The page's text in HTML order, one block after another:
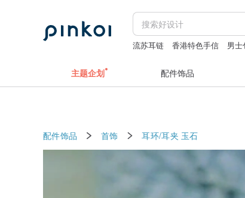
流苏耳链 香港特色手信 男士
主题企划 配件饰品
配件饰品 首饰 耳环/耳夹 玉石